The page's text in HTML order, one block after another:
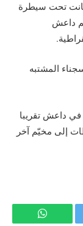
تحت سيطرة
داعش
أكثر من 5700 من السجناء المشتبه
داعش تقريبا
إلى مخيّم آخر
واتساب